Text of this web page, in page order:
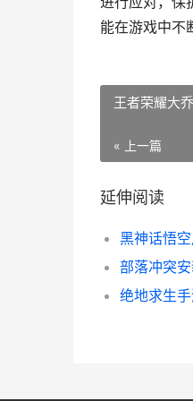
能在游戏中不
王者荣耀大
« 上一篇
延伸阅读
黑神话悟
部落冲突
绝地求生